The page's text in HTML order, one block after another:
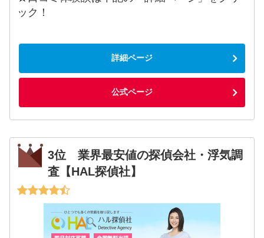
ック！
詳細ページ
公式ページ
3位 業界最安値の探偵会社・浮気調
査【HAL探偵社】